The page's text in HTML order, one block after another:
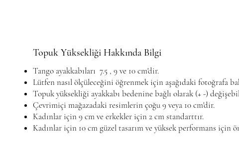
Topuk Yüksekliği Hakkında Bilgi
Tango ayakkabıları 7.5 , 9 ve 10 cm'dir.
Lütfen nasıl ölçüleceğini öğrenmek için aşağıdaki fotoğrafa
Topuk yüksekliği ayakkabı bedenine bağlı olarak (+ -)
Çevrimiçi mağazadaki resimlerin çoğu 9 veya 10 cm'dir.
Kadınlar için 9 cm ve erkekler için 2 cm standarttır.
Kadınlar için 10 cm güzel tasarım ve yüksek performans için